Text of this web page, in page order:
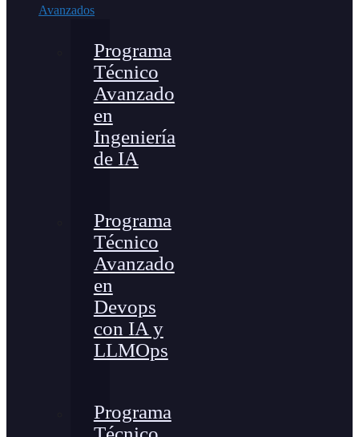
Avanzados
Programa
Técnico
Avanzado
en
Ingeniería
de IA
Programa
Técnico
Avanzado
en
Devops
con IA y
LLMOps
Programa